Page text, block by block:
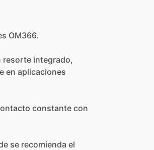
OM366.
resorte integrado,
en aplicaciones
constante con
se recomienda el